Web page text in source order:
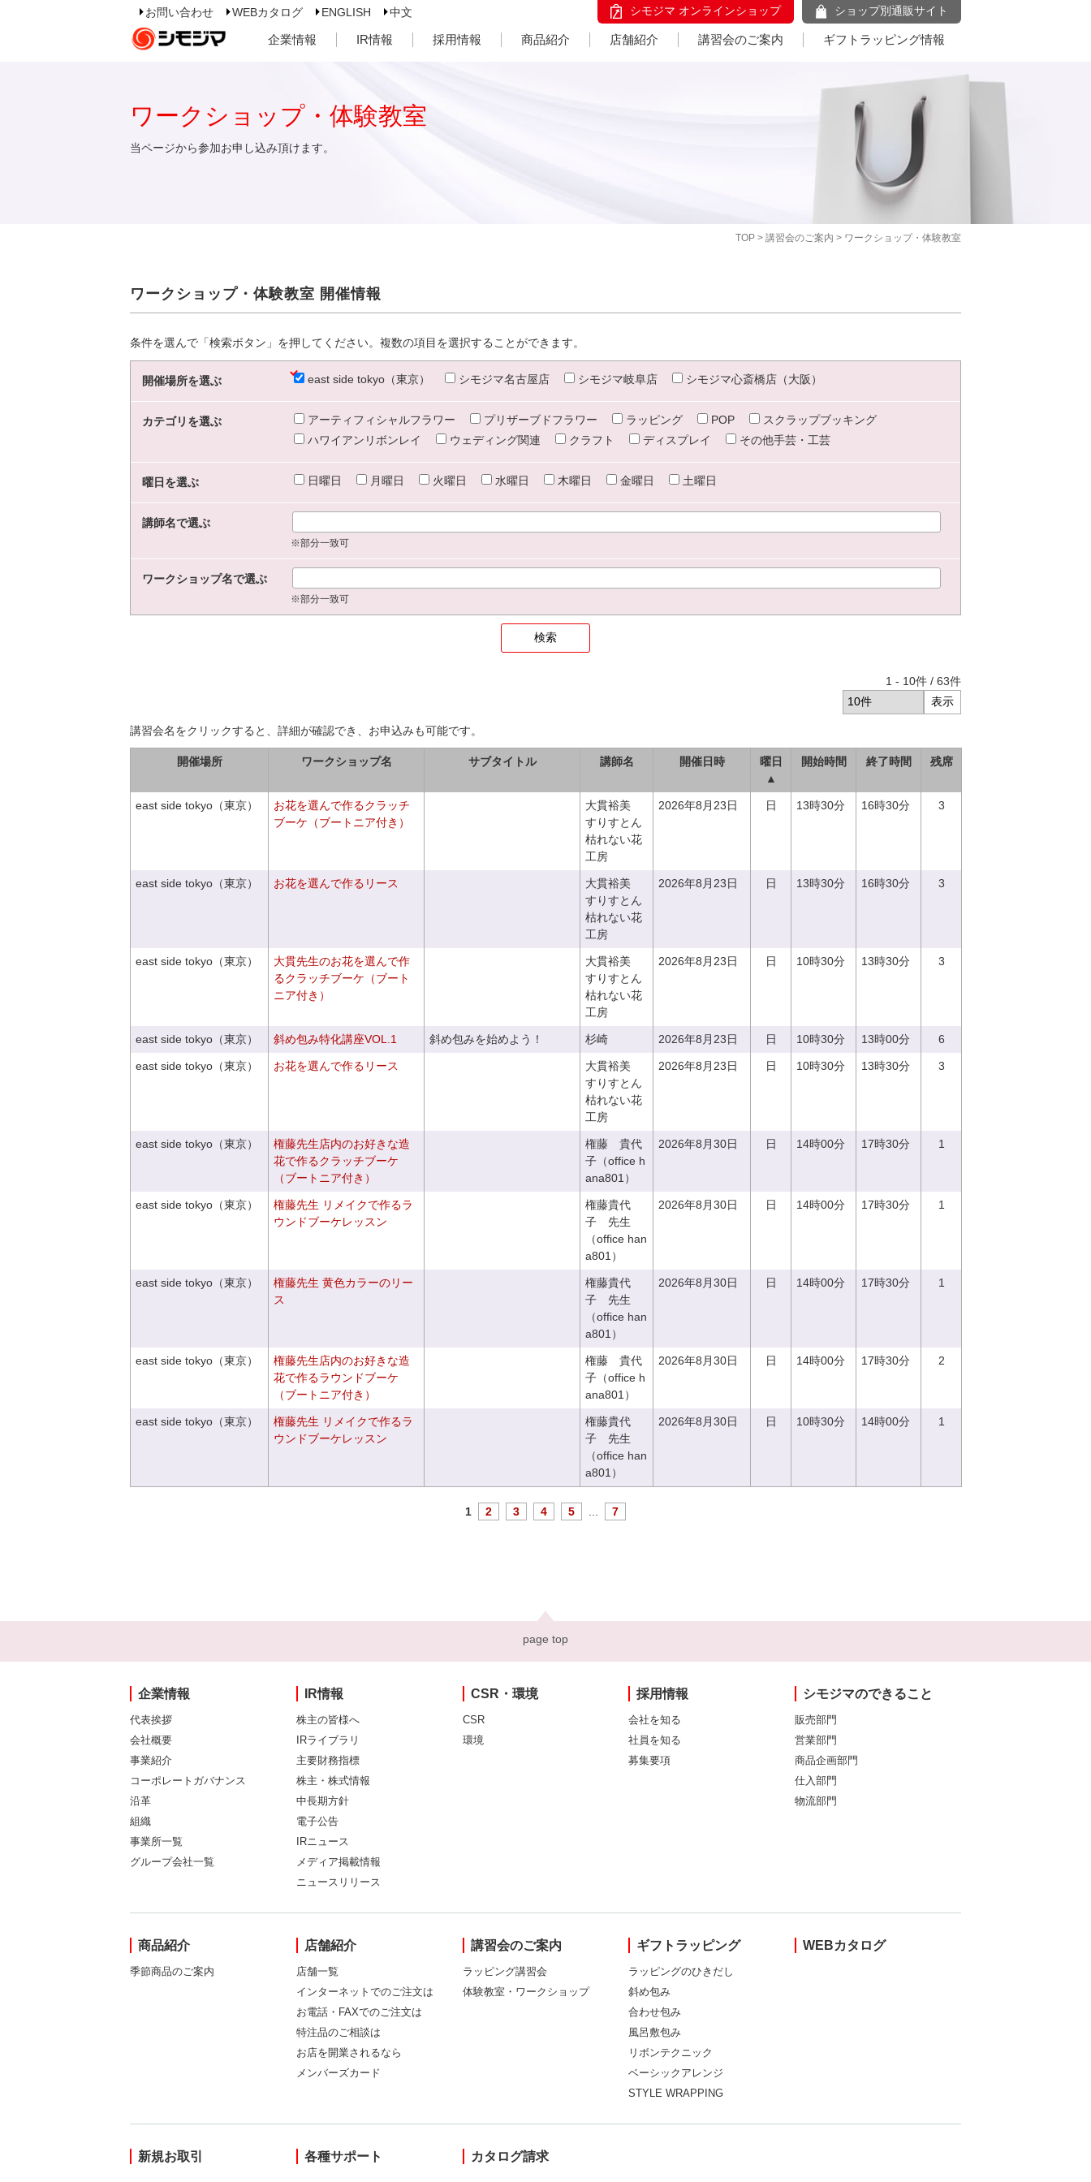
お問い合わせ WEBカタログ ENGLISH 中文 シモジマ オンラインショップ ショップ別通販サイト
企業情報 IR情報 採用情報 商品紹介 店舗紹介 講習会のご案内 ギフトラッピング情報
TOP > 講習会のご案内 > ワークショップ・体験教室
ワークショップ・体験教室
当ページから参加お申し込み頂けます。
ワークショップ・体験教室 開催情報
条件を選んで「検索ボタン」を押してください。複数の項目を選択することができます。
開催場所を選ぶ east side tokyo（東京） シモジマ名古屋店 シモジマ岐阜店 シモジマ心斎橋店（大阪）
カテゴリを選ぶ アーティフィシャルフラワー プリザーブドフラワー ラッピング POP
スクラップブッキング
ハワイアンリボンレイ
ウェディング関連 クラフト ディスプレイ その他手芸・工芸
曜日を選ぶ 日曜日 月曜日 火曜日 水曜日 木曜日 金曜日 土曜日
講師名で選ぶ
※部分一致可
ワークショップ名で選ぶ
※部分一致可
1 - 10件 / 63件
講習会名をクリックすると、詳細が確認でき、お申込みも可能です。
開催場所 ワークショップ名 サブタイトル 講師名 開催日時
曜日
▲
開始時間 終了時間 残席
east side tokyo（東京）
お花を選んで作るクラッチ
ブーケ（ブートニア付き）
大貫裕美
すりすとん
枯れない花
工房
2026年8月23日 日 13時30分 16時30分 3
east side tokyo（東京） お花を選んで作るリース
大貫裕美
すりすとん
枯れない花
工房
2026年8月23日 日 13時30分 16時30分 3
east side tokyo（東京）
大貫先生のお花を選んで作
るクラッチブーケ（ブート
ニア付き）
大貫裕美
すりすとん
枯れない花
工房
2026年8月23日 日 10時30分 13時30分 3
east side tokyo（東京） 斜め包み特化講座VOL.1 斜め包みを始めよう！ 杉崎 2026年8月23日 日 10時30分 13時00分 6
east side tokyo（東京） お花を選んで作るリース
大貫裕美
すりすとん
枯れない花
工房
2026年8月23日 日 10時30分 13時30分 3
east side tokyo（東京）
権藤先生店内のお好きな造
花で作るクラッチブーケ
（ブートニア付き）
権藤 貴代
子（office h
ana801）
2026年8月30日 日 14時00分 17時30分 1
east side tokyo（東京）
権藤先生 リメイクで作るラ
ウンドブーケレッスン
権藤貴代
子 先生
（office han
a801）
2026年8月30日 日 14時00分 17時30分 1
east side tokyo（東京）
権藤先生 黄色カラーのリー
ス
権藤貴代
子 先生
（office han
a801）
2026年8月30日 日 14時00分 17時30分 1
east side tokyo（東京）
権藤先生店内のお好きな造
花で作るラウンドブーケ
（ブートニア付き）
権藤 貴代
子（office h
ana801）
2026年8月30日 日 14時00分 17時30分 2
east side tokyo（東京）
権藤先生 リメイクで作るラ
ウンドブーケレッスン
権藤貴代
子 先生
（office han
a801）
2026年8月30日 日 10時30分 14時00分 1
1 2 3 4 5 7
page top
企業情報
代表挨拶
会社概要
事業紹介
コーポレートガバナンス
沿革
組織
事業所一覧
グループ会社一覧
IR情報
株主の皆様へ
IRライブラリ
主要財務指標
株主・株式情報
中長期方針
電子公告
IRニュース
メディア掲載情報
ニュースリリース
CSR・環境
CSR
環境
採用情報
会社を知る
社員を知る
募集要項
シモジマのできること
販売部門
営業部門
商品企画部門
仕入部門
物流部門
商品紹介
季節商品のご案内
店舗紹介
店舗一覧
インターネットでのご注文は
お電話・FAXでのご注文は
特注品のご相談は
お店を開業されるなら
メンバーズカード
講習会のご案内
ラッピング講習会
体験教室・ワークショップ
ギフトラッピング
ラッピングのひきだし
斜め包み
合わせ包み
風呂敷包み
リボンテクニック
ベーシックアレンジ
STYLE WRAPPING
WEBカタログ
新規お取引 各種サポート カタログ請求